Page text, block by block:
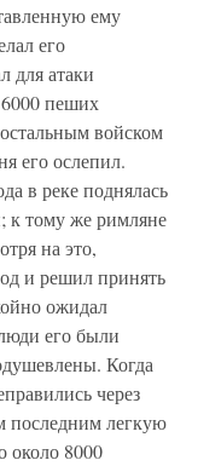
ему
его
для атаки
пеших
войском
его ослепил.
в реке поднялась
к тому же римляне
на это,
и решил принять
ожидал
его были
Когда
через
последним легкую
около 8000